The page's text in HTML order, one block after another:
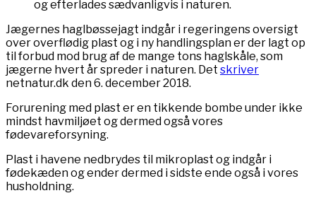
og efterlades sædvanligvis i naturen.
Jægernes haglbøssejagt indgår i regeringens oversigt
over overflødig plast og i ny handlingsplan er der lagt op
til forbud mod brug af de mange tons haglskåle, som
jægerne hvert år spreder i naturen. Det skriver
netnatur.dk den 6. december 2018.
Forurening med plast er en tikkende bombe under ikke
mindst havmiljøet og dermed også vores
fødevareforsyning.
Plast i havene nedbrydes til mikroplast og indgår i
fødekæden og ender dermed i sidste ende også i vores
husholdning.